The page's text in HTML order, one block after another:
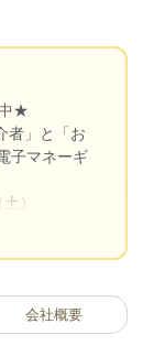
★
者」と「お
子マネーギ
）
を積めてス
会社概要